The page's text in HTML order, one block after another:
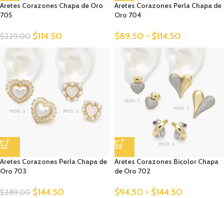
Aretes Corazones Chapa de Oro
705
$229.00 $114.50
Aretes Corazones Perla Chapa de
Oro 704
$89.50 - $114.50
Aretes Corazones Perla Chapa de
Oro 703
$289.00 $144.50
Aretes Corazones Bicolor Chapa
de Oro 702
$94.50 - $144.50